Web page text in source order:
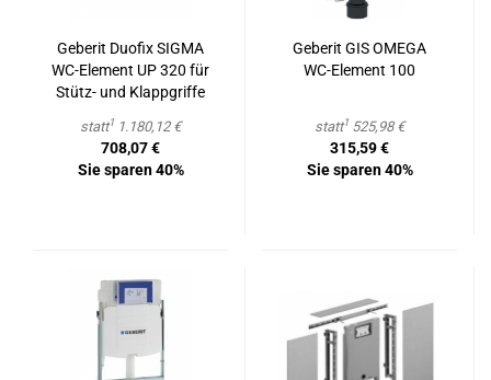
Ge­be­rit Du­o­fix SIGMA
WC-​Ele­ment UP 320 für
Stütz-​​ und Klapp­grif­fe
statt1 1.180,12 €
708,07 €
Sie sparen 40%
Ge­be­rit GIS OMEGA
WC-​Ele­ment 100
statt1 525,98 €
315,59 €
Sie sparen 40%